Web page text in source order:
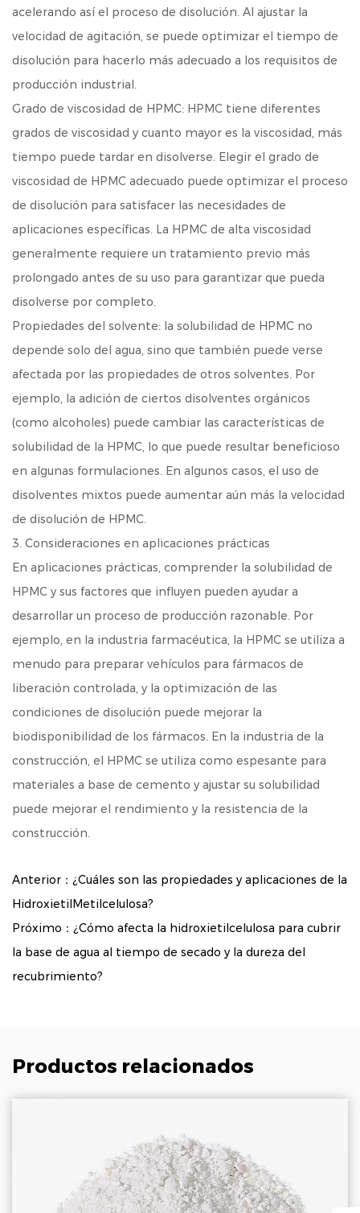
acelerando así el proceso de disolución. Al ajustar la
velocidad de agitación, se puede optimizar el tiempo de
disolución para hacerlo más adecuado a los requisitos de
producción industrial.
Grado de viscosidad de HPMC: HPMC tiene diferentes
grados de viscosidad y cuanto mayor es la viscosidad, más
tiempo puede tardar en disolverse. Elegir el grado de
viscosidad de HPMC adecuado puede optimizar el proceso
de disolución para satisfacer las necesidades de
aplicaciones específicas. La HPMC de alta viscosidad
generalmente requiere un tratamiento previo más
prolongado antes de su uso para garantizar que pueda
disolverse por completo.
Propiedades del solvente: la solubilidad de HPMC no
depende solo del agua, sino que también puede verse
afectada por las propiedades de otros solventes. Por
ejemplo, la adición de ciertos disolventes orgánicos
(como alcoholes) puede cambiar las características de
solubilidad de la HPMC, lo que puede resultar beneficioso
en algunas formulaciones. En algunos casos, el uso de
disolventes mixtos puede aumentar aún más la velocidad
de disolución de HPMC.
3. Consideraciones en aplicaciones prácticas
En aplicaciones prácticas, comprender la solubilidad de
HPMC y sus factores que influyen pueden ayudar a
desarrollar un proceso de producción razonable. Por
ejemplo, en la industria farmacéutica, la HPMC se utiliza a
menudo para preparar vehículos para fármacos de
liberación controlada, y la optimización de las
condiciones de disolución puede mejorar la
biodisponibilidad de los fármacos. En la industria de la
construcción, el HPMC se utiliza como espesante para
materiales a base de cemento y ajustar su solubilidad
puede mejorar el rendimiento y la resistencia de la
construcción.
Anterior：¿Cuáles son las propiedades y aplicaciones de la
HidroxietilMetilcelulosa?
Próximo：¿Cómo afecta la hidroxietilcelulosa para cubrir
la base de agua al tiempo de secado y la dureza del
recubrimiento?
Productos relacionados